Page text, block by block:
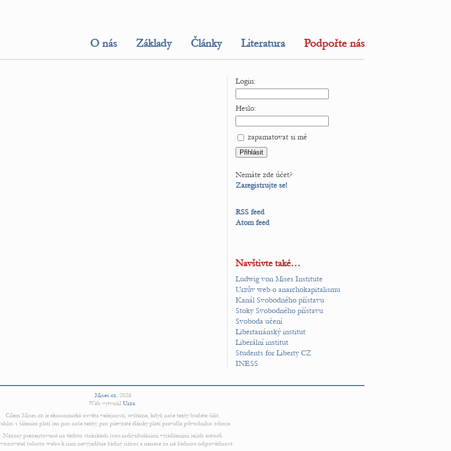
O nás Základy Články Literatura Podpořte nás
Login:
Heslo:
zapamatovat si mě
Nemáte zde účet?
Zaregistrujte se!
RSS feed
Atom feed
Navštivte také…
Ludwig von Mises Institute
Urzův web o anarchokapitalismu
Kanál Svobodného přístavu
Stoky Svobodného přístavu
Svoboda učení
Libertariánský institut
Liberální institut
Students for Liberty CZ
INESS
Mises.cz, 2026
Web vytvořil Urza.
Cílem Mises.cz je ekonomická osvěta veřejnosti; uvítáme, když naše texty budete šířit.
s šířením platí jen pro naše texty; pro převzaté články platí pravidla původního zdroje.
Názory prezentované na těchto stránkách jsou individuálními vyjádřeními jejich autorů.
tohoto webu k nim nevyjadřuje žádný názor a nenese za ně žádnou odpovědnost.